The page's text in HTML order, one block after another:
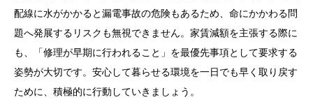
配線に水がかかると漏電事故の危険もあるため、命にかかわる問
題へ発展するリスクも無視できません。家賃減額を主張する際に
も、「修理が早期に行われること」を最優先事項として要求する
姿勢が大切です。安心して暮らせる環境を一日でも早く取り戻す
ために、積極的に行動していきましょう。